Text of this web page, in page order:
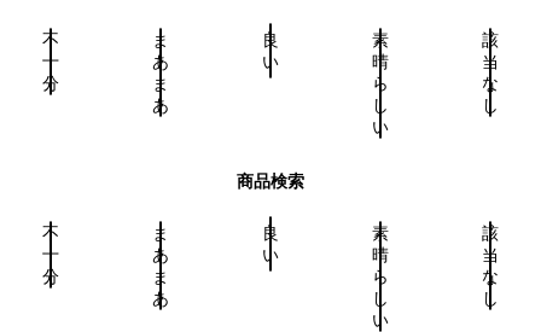
不
十
分
ま
あ
ま
あ
良
い
素
晴
ら
し
い
該
当
な
し
商品検索
不
十
分
ま
あ
ま
あ
良
い
素
晴
ら
し
い
該
当
な
し